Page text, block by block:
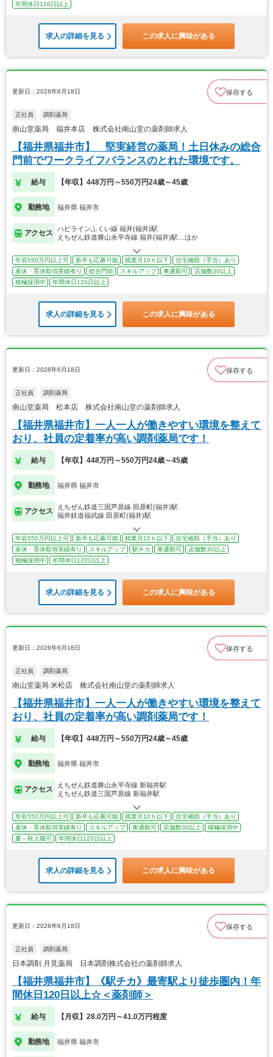
年間休日120日以上
求人の詳細を見る この求人に興味がある
更新日：2026年6月18日 保存する
正社員 調剤薬局
南山堂薬局 福井本店 株式会社南山堂の薬剤師求人
【福井県福井市】 堅実経営の薬局！土日休みの総合
門前でワークライフバランスのとれた環境です。
給与 【年収】448万円～550万円24歳～45歳
勤務地 福井県 福井市
アクセス
ハピラインふくい線 福井(福井)駅
えちぜん鉄道勝山永平寺線 福井(福井)駅…ほか
年収550万円以上可 新卒も応募可能 残業月10ｈ以下
住宅補助（手当）あり
産休・育休取得実績有り
総合門前 スキルアップ 車通勤可
店舗数30以上
積極採用中
年間休日120日以上
求人の詳細を見る この求人に興味がある
更新日：2026年6月18日 保存する
正社員 調剤薬局
南山堂薬局 松本店 株式会社南山堂の薬剤師求人
【福井県福井市】一人一人が働きやすい環境を整えて
おり、社員の定着率が高い調剤薬局です！
給与 【年収】448万円～550万円24歳～45歳
勤務地 福井県 福井市
アクセス
えちぜん鉄道三国芦原線 田原町(福井)駅
福井鉄道福武線 田原町(福井)駅
年収550万円以上可 新卒も応募可能 残業月10ｈ以下
住宅補助（手当）あり
産休・育休取得実績有り
スキルアップ 駅チカ 車通勤可
店舗数30以上
積極採用中
年間休日120日以上
求人の詳細を見る この求人に興味がある
更新日：2026年6月18日 保存する
正社員 調剤薬局
南山堂薬局 米松店 株式会社南山堂の薬剤師求人
【福井県福井市】一人一人が働きやすい環境を整えて
おり、社員の定着率が高い調剤薬局です！
給与 【年収】448万円～550万円24歳～45歳
勤務地 福井県 福井市
アクセス
えちぜん鉄道勝山永平寺線 新福井駅
えちぜん鉄道三国芦原線 新福井駅
年収550万円以上可 新卒も応募可能 残業月10ｈ以下
住宅補助（手当）あり
産休・育休取得実績有り
スキルアップ 車通勤可 店舗数30以上
積極採用中
夏～秋入職可
年間休日120日以上
求人の詳細を見る この求人に興味がある
更新日：2026年6月18日 保存する
正社員 調剤薬局
日本調剤 月見薬局 日本調剤株式会社の薬剤師求人
【福井県福井市】《駅チカ》最寄駅より徒歩圏内！年
間休日120日以上☆＜薬剤師＞
給与 【月収】28.0万円～41.0万円程度
勤務地 福井県 福井市